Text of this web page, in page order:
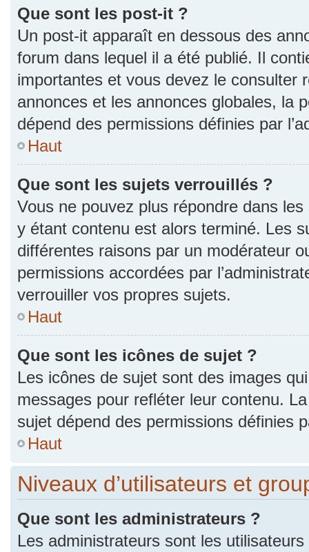
Que sont les post-it ?
Un post-it apparaît en dessous des
forum dans lequel il a été publié. Il
importantes et vous devez le consulter
annonces et les annonces globales, la
dépend des permissions définies par
Haut
Que sont les sujets verrouillés ?
Vous ne pouvez plus répondre dans
y étant contenu est alors terminé. Les
différentes raisons par un modérateur
permissions accordées par
verrouiller vos propres sujets.
Haut
Que sont les icônes de sujet ?
Les icônes de sujet sont des images
messages pour refléter leur contenu.
sujet dépend des permissions définies
Haut
Niveaux d’utilisateurs et
Que sont les administrateurs ?
Les administrateurs sont les